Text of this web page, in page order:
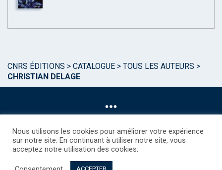
CNRS ÉDITIONS > CATALOGUE > TOUS LES AUTEURS >
CHRISTIAN DELAGE
©CNRS EDITIONS 2025
Droits étrangers / Foreign rights
Nous utilisons les cookies pour améliorer votre expérience
sur notre site. En continuant à utiliser notre site, vous
acceptez notre utilisation des cookies.